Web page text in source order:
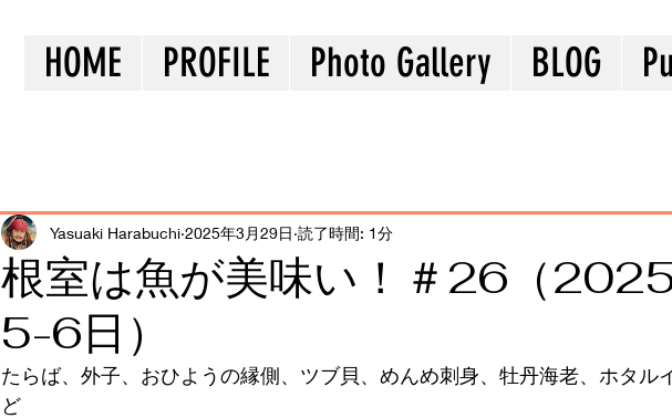
HOME PROFILE Photo Gallery BLOG
根室は魚が美味い！＃26（
5-6日）
Yasuaki Harabuchi 2025年3月29日 読了時間: 1分
たらば、外子、おひようの縁側、ツブ貝、めんめ刺身、牡丹海老、ホタル
ど